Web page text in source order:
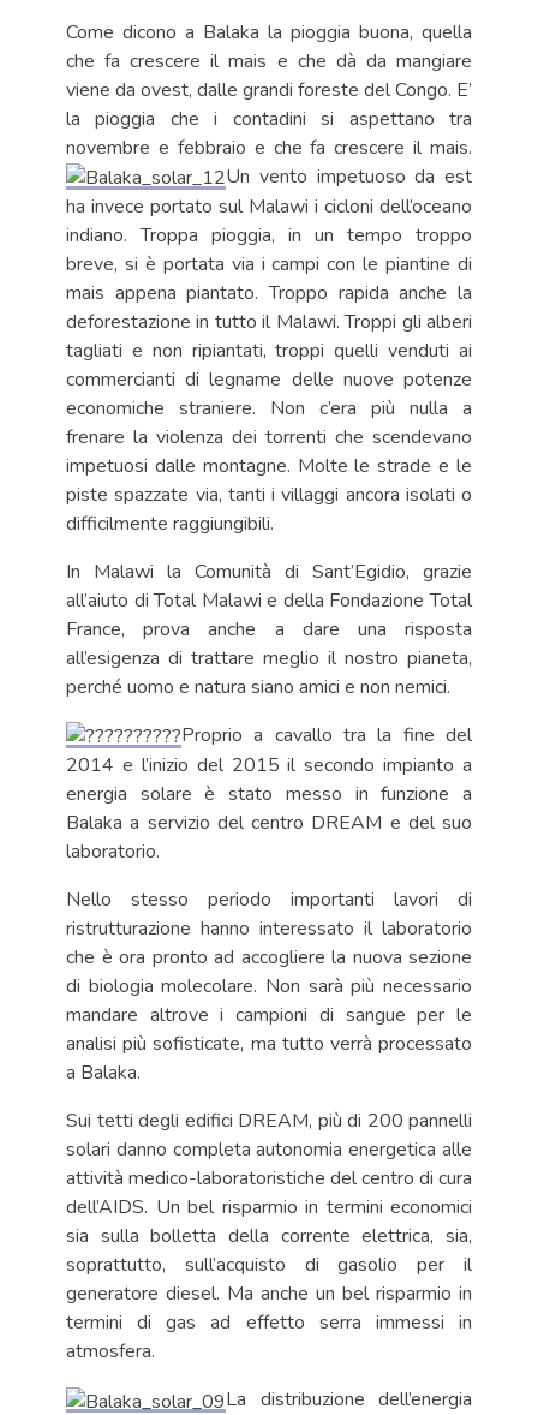
Come dicono a Balaka la pioggia buona, quella
che fa crescere il mais e che dà da mangiare
viene da ovest, dalle grandi foreste del Congo. E’
la pioggia che i contadini si aspettano tra
novembre e febbraio e che fa crescere il mais.
Un vento impetuoso da est
ha invece portato sul Malawi i cicloni dell’oceano
indiano. Troppa pioggia, in un tempo troppo
breve, si è portata via i campi con le piantine di
mais appena piantato. Troppo rapida anche la
deforestazione in tutto il Malawi. Troppi gli alberi
tagliati e non ripiantati, troppi quelli venduti ai
commercianti di legname delle nuove potenze
economiche straniere. Non c’era più nulla a
frenare la violenza dei torrenti che scendevano
impetuosi dalle montagne. Molte le strade e le
piste spazzate via, tanti i villaggi ancora isolati o
difficilmente raggiungibili.
In Malawi la Comunità di Sant’Egidio, grazie
all’aiuto di Total Malawi e della Fondazione Total
France, prova anche a dare una risposta
all’esigenza di trattare meglio il nostro pianeta,
perché uomo e natura siano amici e non nemici.
Proprio a cavallo tra la fine del
2014 e l’inizio del 2015 il secondo impianto a
energia solare è stato messo in funzione a
Balaka a servizio del centro DREAM e del suo
laboratorio.
Nello stesso periodo importanti lavori di
ristrutturazione hanno interessato il laboratorio
che è ora pronto ad accogliere la nuova sezione
di biologia molecolare. Non sarà più necessario
mandare altrove i campioni di sangue per le
analisi più sofisticate, ma tutto verrà processato
a Balaka.
Sui tetti degli edifici DREAM, più di 200 pannelli
solari danno completa autonomia energetica alle
attività medico-laboratoristiche del centro di cura
dell’AIDS. Un bel risparmio in termini economici
sia sulla bolletta della corrente elettrica, sia,
soprattutto, sull’acquisto di gasolio per il
generatore diesel. Ma anche un bel risparmio in
termini di gas ad effetto serra immessi in
atmosfera.
La distribuzione dell’energia